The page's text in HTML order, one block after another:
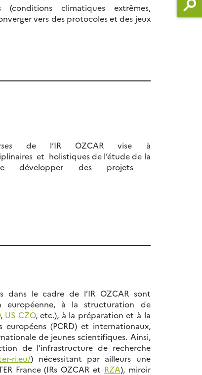
climatiques extrêmes,
vers des protocoles et des jeux
de l’IR OZCAR vise à
et holistiques de l’étude de la
développer des projets
dans le cadre de l’IR OZCAR sont
européenne, à la structuration de
, US CZO, etc.), à la préparation et à la
(PCRD) et internationaux,
de jeunes scientifiques. Ainsi,
de l’infrastructure de recherche
ri.eu/) nécessitant par ailleurs une
France (IRs OZCAR et RZA), miroir